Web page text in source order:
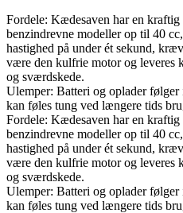
Fordele: Kædesaven har en kraftig
benzindrevne modeller op til 40
hastighed på under ét sekund,
være den kulfrie motor og
og sværdskede.
Ulemper: Batteri og oplader
kan føles tung ved længere tids
Fordele: Kædesaven har en kraftig
benzindrevne modeller op til 40
hastighed på under ét sekund,
være den kulfrie motor og
og sværdskede.
Ulemper: Batteri og oplader
kan føles tung ved længere tids